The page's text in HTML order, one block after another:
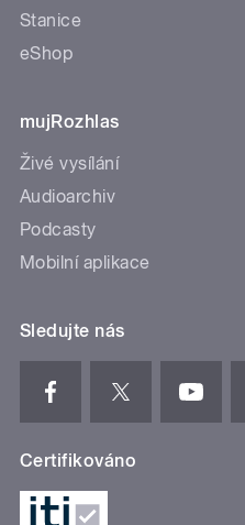
Stanice
eShop
mujRozhlas
Živé vysílání
Audioarchiv
Podcasty
Mobilní aplikace
Sledujte nás
Certifikováno